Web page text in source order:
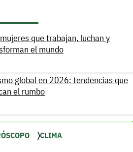
que trabajan, luchan y
el mundo
global en 2026: tendencias que
el rumbo
CLIMA